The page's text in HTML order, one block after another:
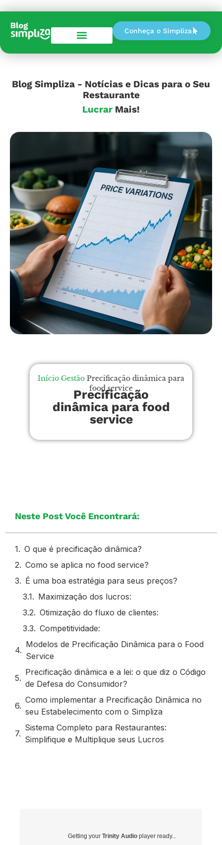
Conheça o Simpliza
Blog Simpliza - Notícias e Dicas para o Seu
Restaurante
Lucrar Mais!
Início Gestão Precificação dinâmica para
food service
Precificação
dinâmica para food
service
Neste Post Você Encontrará:
O que é precificação dinâmica?
Como se aplica no food service?
É uma boa estratégia para seus preços?
Maximização dos lucros:
Otimização do fluxo de clientes:
Competitividade:
Modelos de Precificação Dinâmica para o Food
Service
Precificação dinâmica e a lei: o que diz o Código
de Defesa do Consumidor?
Como implementar a Precificação Dinâmica no
seu Estabelecimento com o Simpliza
Sistema Completo para Restaurantes:
Simplifique e Multiplique seus Lucros
Getting your Trinity Audio player ready...